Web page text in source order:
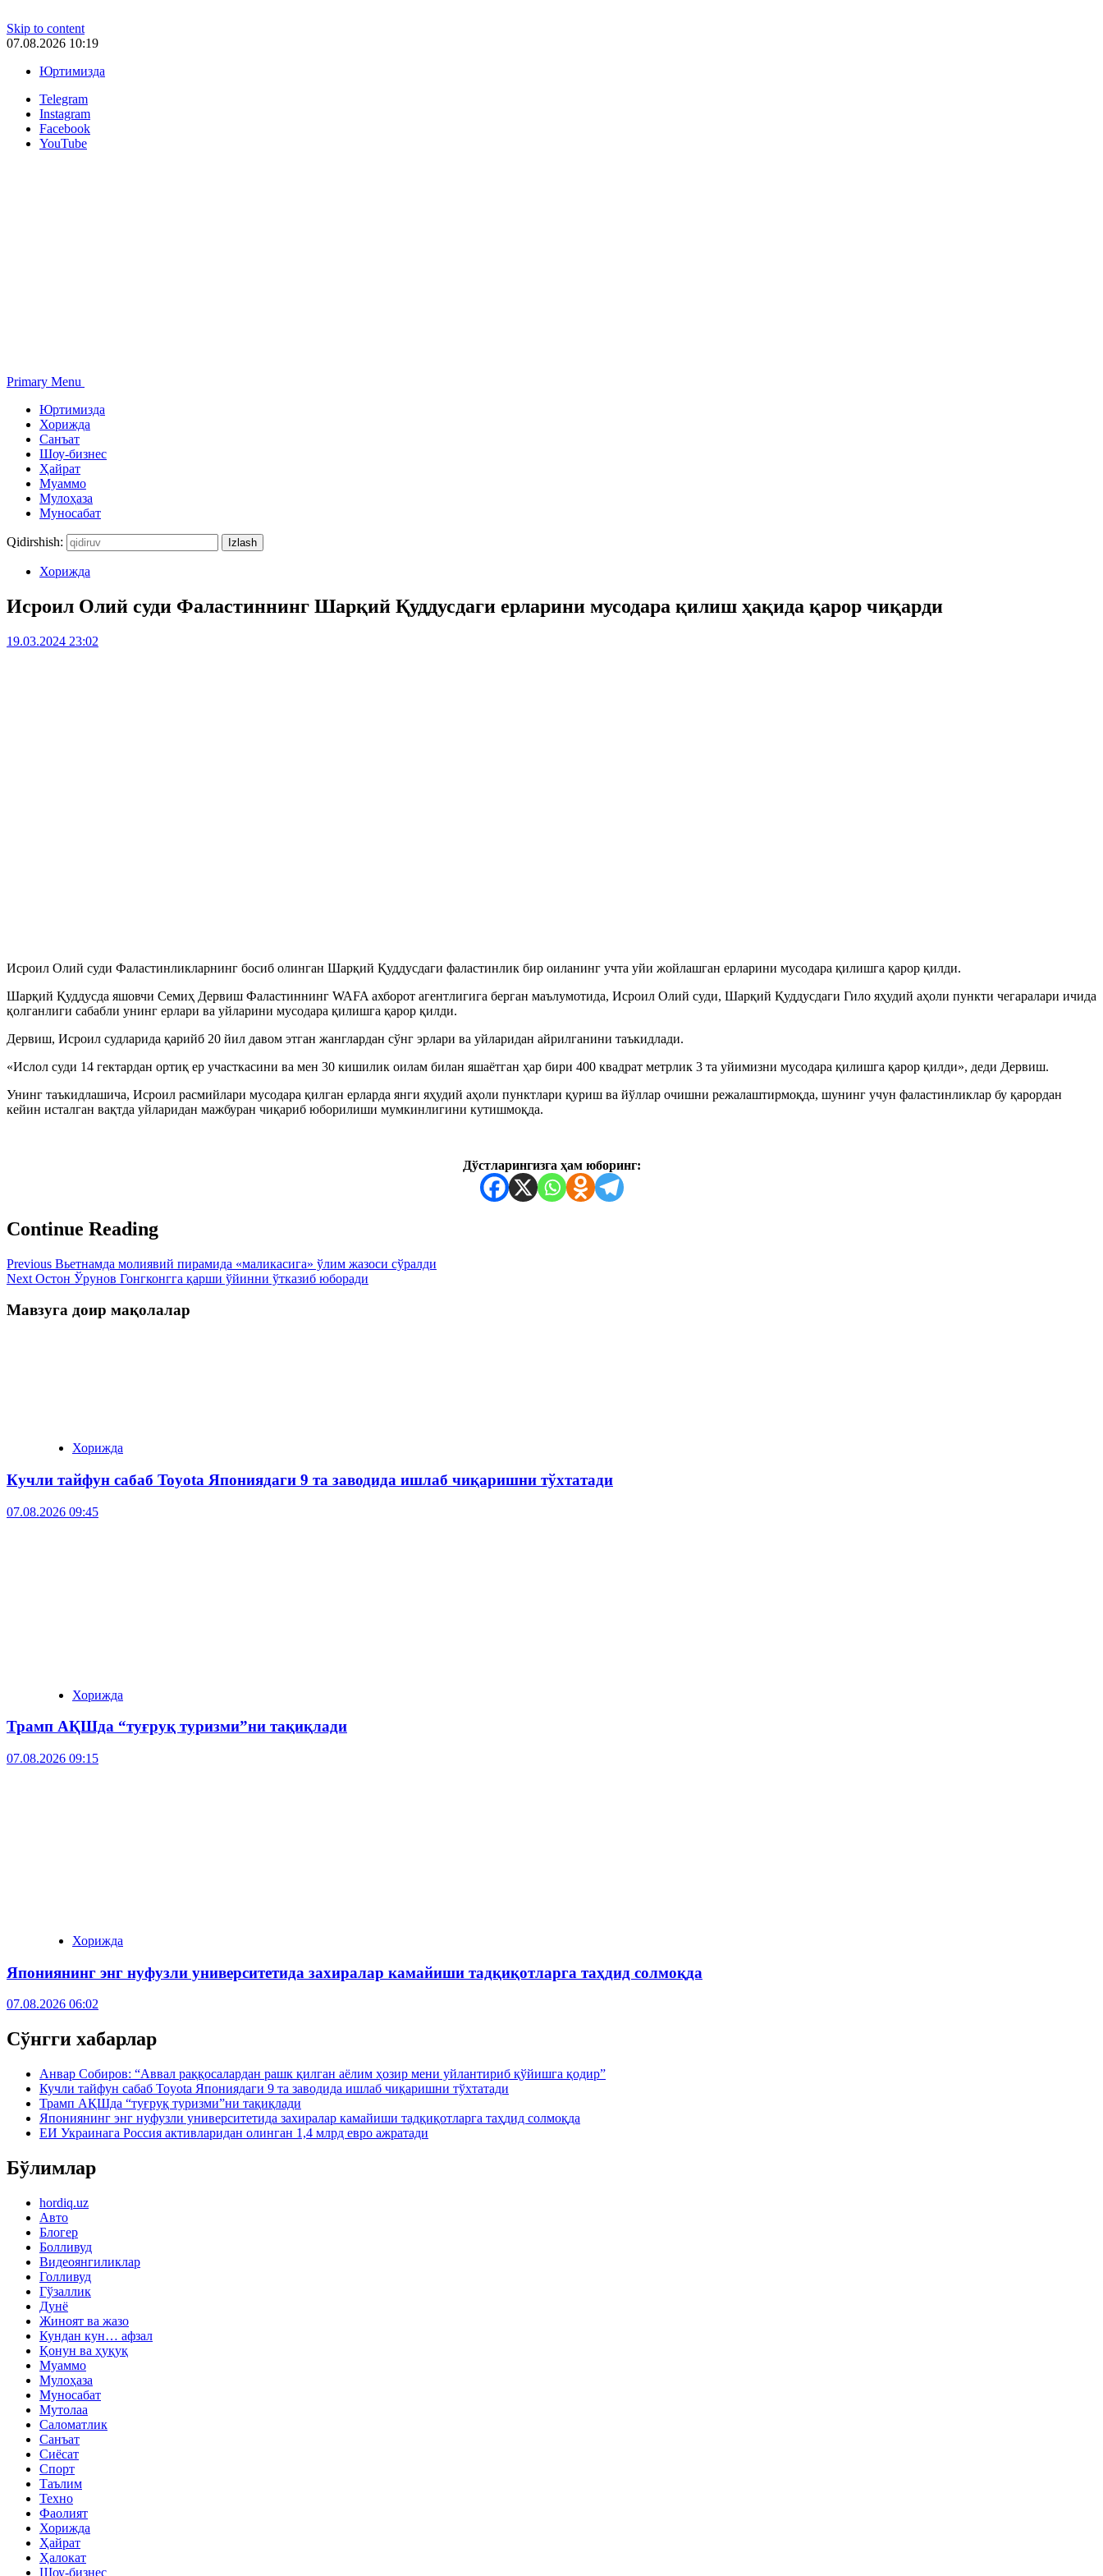
Skip to content
07.08.2026 10:19
Юртимизда
Telegram
Instagram
Facebook
YouTube
Primary Menu
Юртимизда
Хорижда
Санъат
Шоу-бизнес
Ҳайрат
Муаммо
Мулоҳаза
Муносабат
Qidirshish:
Хорижда
Исроил Олий суди Фаластиннинг Шарқий Қуддусдаги ерларини мусодара қилиш ҳақида қарор чиқарди
19.03.2024 23:02
Исроил Олий суди Фаластинликларнинг босиб олинган Шарқий Қуддусдаги фаластинлик бир оиланинг учта уйи жойлашган ерларини мусодара қилишга қарор қилди.
Шарқий Қуддусда яшовчи Семиҳ Дервиш Фаластиннинг WAFA ахборот агентлигига берган маълумотида, Исроил Олий суди, Шарқий Қуддусдаги Гило яҳудий аҳоли пункти чегаралари ичида
қолганлиги сабабли унинг ерлари ва уйларини мусодара қилишга қарор қилди.
Дервиш, Исроил судларида қарийб 20 йил давом этган жанглардан сўнг эрлари ва уйларидан айрилганини таъкидлади.
«Ислол суди 14 гектардан ортиқ ер участкасини ва мен 30 кишилик оилам билан яшаётган ҳар бири 400 квадрат метрлик 3 та уйимизни мусодара қилишга қарор қилди», деди Дервиш.
Унинг таъкидлашича, Исроил расмийлари мусодара қилган ерларда янги яҳудий аҳоли пунктлари қуриш ва йўллар очишни режалаштирмоқда, шунинг учун фаластинликлар бу қарордан
кейин исталган вақтда уйларидан мажбуран чиқариб юборилиши мумкинлигини кутишмоқда.
Дўстларингизга ҳам юборинг:
Continue Reading
Previous Вьетнамда молиявий пирамида «маликасига» ўлим жазоси сўралди
Next Остон Ўрунов Гонгконгга қарши ўйинни ўтказиб юборади
Мавзуга доир мақолалар
Хорижда
Кучли тайфун сабаб Toyota Япониядаги 9 та заводида ишлаб чиқаришни тўхтатади
07.08.2026 09:45
Хорижда
Трамп АҚШда “туғруқ туризми”ни тақиқлади
07.08.2026 09:15
Хорижда
Япониянинг энг нуфузли университетида захиралар камайиши тадқиқотларга таҳдид солмоқда
07.08.2026 06:02
Сўнгги хабарлар
Анвар Собиров: “Аввал раққосалардан рашк қилган аёлим ҳозир мени уйлантириб қўйишга қодир”
Кучли тайфун сабаб Toyota Япониядаги 9 та заводида ишлаб чиқаришни тўхтатади
Трамп АҚШда “туғруқ туризми”ни тақиқлади
Япониянинг энг нуфузли университетида захиралар камайиши тадқиқотларга таҳдид солмоқда
ЕИ Украинага Россия активларидан олинган 1,4 млрд евро ажратади
Бўлимлар
hordiq.uz
Авто
Блогер
Болливуд
Видеоянгиликлар
Голливуд
Гўзаллик
Дунё
Жиноят ва жазо
Кундан кун… афзал
Қонун ва ҳуқуқ
Муаммо
Мулоҳаза
Муносабат
Мутолаа
Саломатлик
Санъат
Сиёсат
Спорт
Таълим
Техно
Фаолият
Хорижда
Ҳайрат
Ҳалокат
Шоу-бизнес